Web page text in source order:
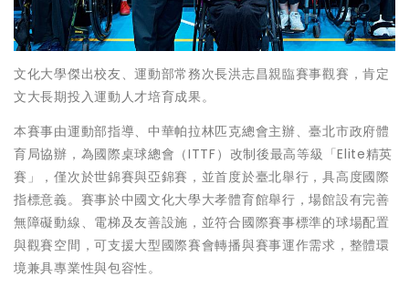
文化大學傑出校友、運動部常務次長洪志昌親臨賽事觀賽，肯定
文大長期投入運動人才培育成果。
本賽事由運動部指導、中華帕拉林匹克總會主辦、臺北市政府體
育局協辦，為國際桌球總會（ITTF）改制後最高等級「Elite精英
賽」，僅次於世錦賽與亞錦賽，並首度於臺北舉行，具高度國際
指標意義。賽事於中國文化大學大孝體育館舉行，場館設有完善
無障礙動線、電梯及友善設施，並符合國際賽事標準的球場配置
與觀賽空間，可支援大型國際賽會轉播與賽事運作需求，整體環
境兼具專業性與包容性。